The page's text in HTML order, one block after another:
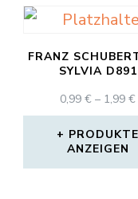
FRANZ
SYLVIA D891
0,99€ – 1,99€
PRODUKTE
ANZEIGEN